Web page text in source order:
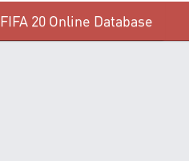
FIFA 20 Online Database